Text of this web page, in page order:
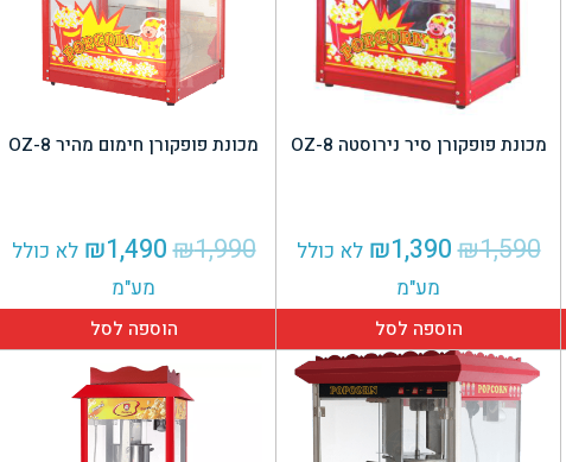
מכונת פופקורן סיר נירוסטה 8-OZ
₪1,590
המחיר
המקורי
היה:
₪1,590.
₪1,390
המחיר
₪1,390.
לא כולל
מע"מ
הוספה לסל
מכונת פופקורן חימום מהיר 8-OZ
₪1,990
המחיר
המקורי
היה:
₪1,990.
₪1,490
המחיר
₪1,490.
לא כולל
מע"מ
הוספה לסל